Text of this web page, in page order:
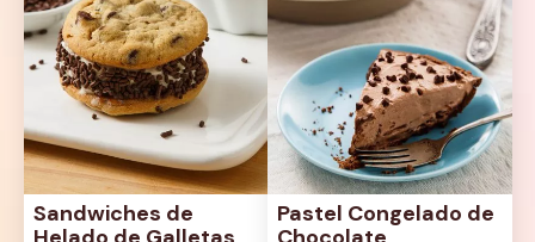
Sandwiches de
Pastel Congelado de